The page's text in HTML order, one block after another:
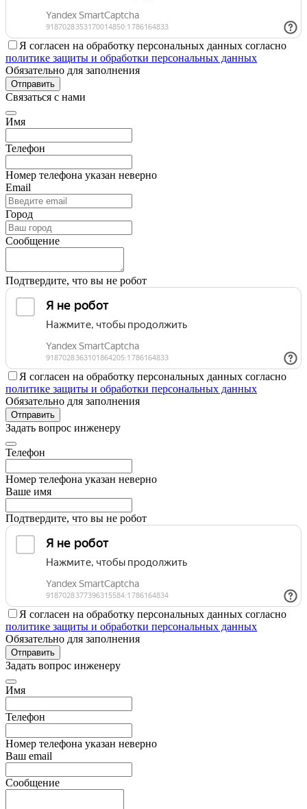
Я согласен на обработку персональных данных согласно
политике защиты и обработки персональных данных
Обязательно для заполнения
Отправить
Связаться с нами
Имя
Телефон
Номер телефона указан неверно
Email
Город
Сообщение
Подтвердите, что вы не робот
Я согласен на обработку персональных данных согласно
политике защиты и обработки персональных данных
Обязательно для заполнения
Отправить
Задать вопрос инженеру
Телефон
Номер телефона указан неверно
Ваше имя
Подтвердите, что вы не робот
Я согласен на обработку персональных данных согласно
политике защиты и обработки персональных данных
Обязательно для заполнения
Отправить
Задать вопрос инженеру
Имя
Телефон
Номер телефона указан неверно
Ваш email
Сообщение